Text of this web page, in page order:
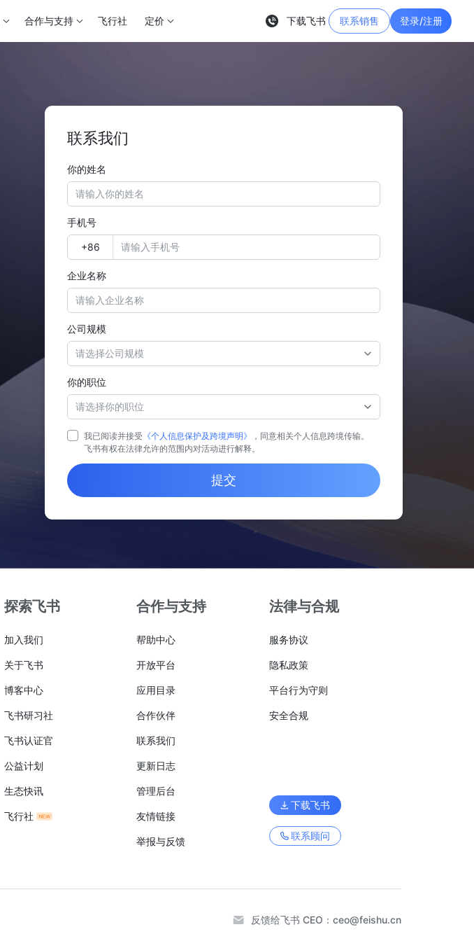
合作与支持 飞行社 定价 下载飞书 联系销售 登录/注册
联系我们
你的姓名
手机号
企业名称
公司规模
请选择公司规模
你的职位
请选择你的职位
我已阅读并接受 《个人信息保护及跨境声明》
，同意相关个人信息跨境传输。
飞书有权在法律允许的范围内对活动进行解释。
提交
探索飞书
加入我们
关于飞书
博客中心
飞书研习社
飞书认证官
公益计划
生态快讯
飞行社
合作与支持
帮助中心
开放平台
应用目录
合作伙伴
联系我们
更新日志
管理后台
友情链接
举报与反馈
法律与合规
服务协议
隐私政策
平台行为守则
安全合规
下载飞书
联系顾问
反馈给飞书 CEO： ceo@feishu.cn